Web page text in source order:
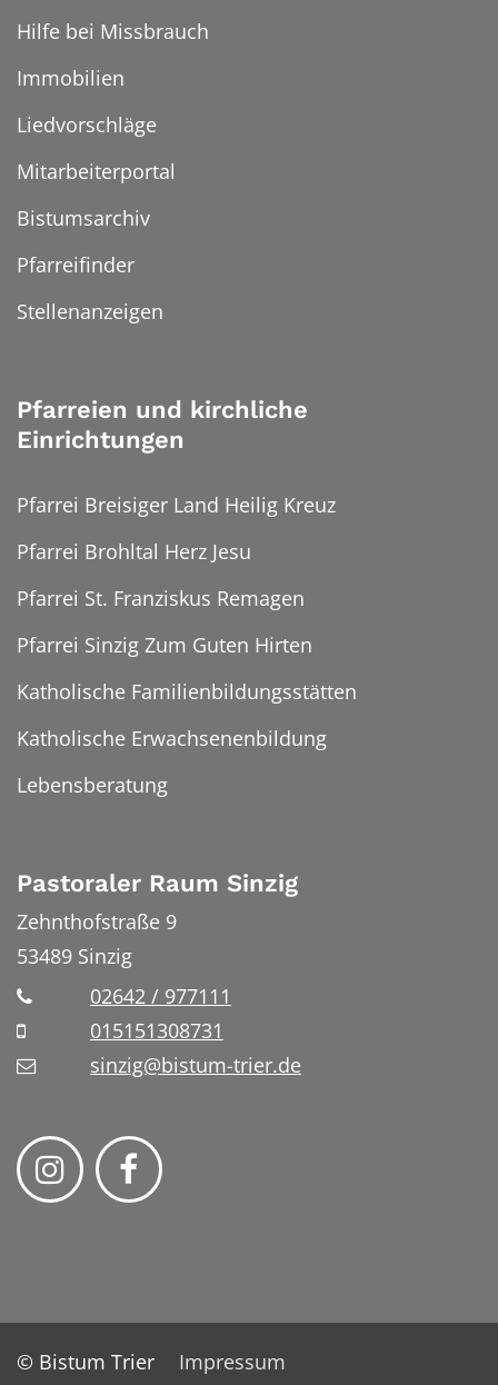
Hilfe bei Missbrauch
Immobilien
Liedvorschläge
Mitarbeiterportal
Bistumsarchiv
Pfarreifinder
Stellenanzeigen
Pfarreien und kirchliche
Einrichtungen
Pfarrei Breisiger Land Heilig Kreuz
Pfarrei Brohltal Herz Jesu
Pfarrei St. Franziskus Remagen
Pfarrei Sinzig Zum Guten Hirten
Katholische Familienbildungsstätten
Katholische Erwachsenenbildung
Lebensberatung
Pastoraler Raum Sinzig
Zehnthofstraße 9
53489 Sinzig
02642 / 977111
015151308731
sinzig@bistum-trier.de
© Bistum Trier
Impressum